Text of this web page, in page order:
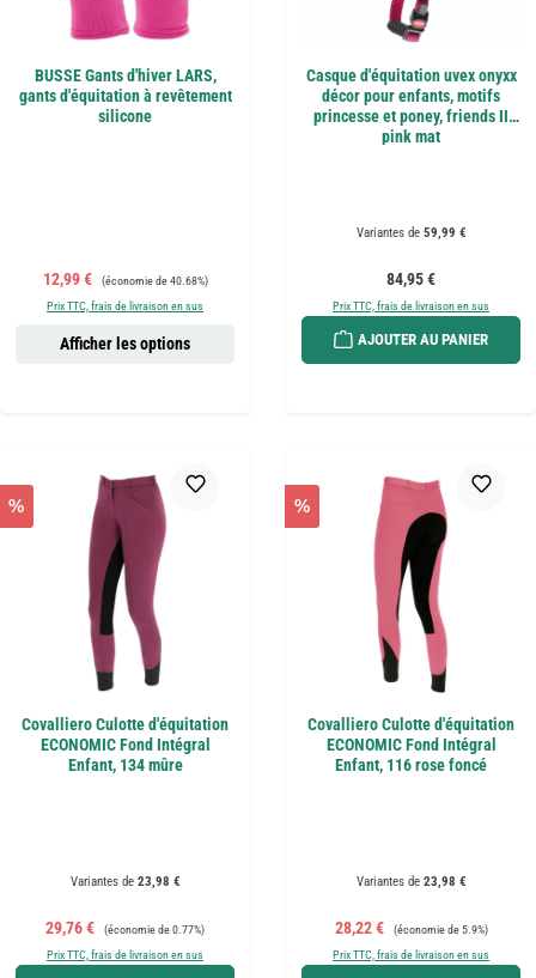
BUSSE Gants d'hiver LARS,
gants d'équitation à revêtement
silicone
Prix de vente :
12,99 € Prix régulier :
(économie de 40.68%)
Prix TTC, frais de livraison en sus
Afficher les options
Casque d'équitation uvex onyxx
décor pour enfants, motifs
princesse et poney, friends II
pink mat
Variantes de59,99 €
Prix régulier :
84,95 €
Prix TTC, frais de livraison en sus
AJOUTER AU PANIER
%
Covalliero Culotte d'équitation
ECONOMIC Fond Intégral
Enfant, 134 mûre
Variantes de23,98 €
Prix de vente :
29,76 € Prix régulier :
(économie de 0.77%)
Prix TTC, frais de livraison en sus
%
Covalliero Culotte d'équitation
ECONOMIC Fond Intégral
Enfant, 116 rose foncé
Variantes de23,98 €
Prix de vente :
28,22 € Prix régulier :
(économie de 5.9%)
Prix TTC, frais de livraison en sus